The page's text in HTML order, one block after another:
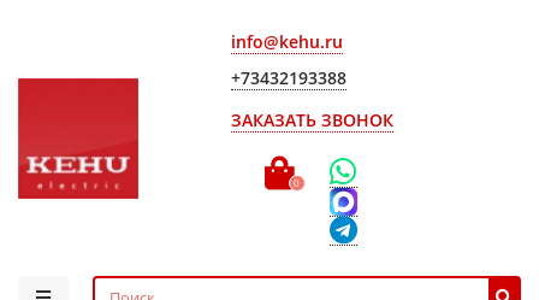
info@kehu.ru
+73432193388
ЗАКАЗАТЬ ЗВОНОК
0